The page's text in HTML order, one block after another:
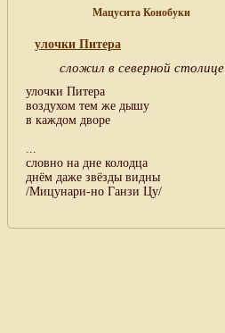
Мацусита Конобуки
улочки Питера
сложил в северной столице
улочки Питера
воздухом тем же дышу
в каждом дворе
словно на дне колодца
днём даже звёзды видны
/Мицунари-но Ганзи Цу/